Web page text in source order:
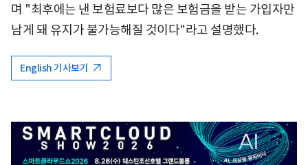
며 "최후에는 낸 보험료보다 많은 보험금을 받는 가입자만
남게 돼 유지가 불가능해질 것이다"라고 설명했다.
English 기사보기